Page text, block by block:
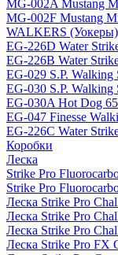
MG-002A Mustang
MG-002F Mustang
WALKERS (Уокеры)
EG-226D Water
EG-226B Water
EG-029 S.P. Walking
EG-030 S.P. Walking
EG-030A Hot Dog 65
EG-047 Finesse
EG-226C Water
Коробки
Леска
Strike Pro
Strike Pro
Леска Strike Pro
Леска Strike Pro
Леска Strike Pro
Леска Strike Pro FX